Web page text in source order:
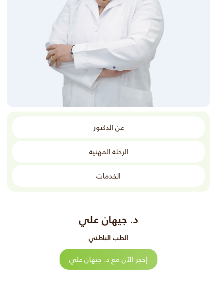
عن الدكتور
الرحلة المهنية
الخدمات
د. جيهان علي
الطب الباطني
إحجز الآن مع د. جيهان علي